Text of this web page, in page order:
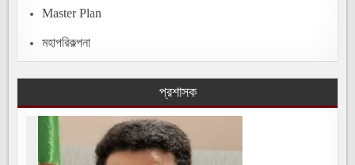
Master Plan
মহাপরিকল্পনা
প্রশাসক